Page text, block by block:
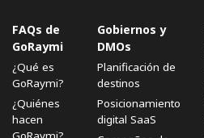
FAQs de
GoRaymi
¿Qué es
GoRaymi?
¿Quiénes
hacen
Gobiernos y
DMOs
Planificación de
destinos
Posicionamiento
digital SaaS